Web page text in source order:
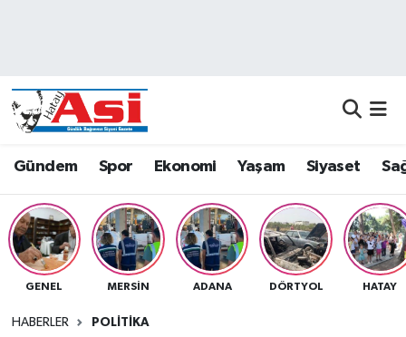
Gündem Spor Ekonomi Yaşam Siyaset
GENEL MERSIN ADANA DÖRTYOL HATAY
HABERLER POLITIKA
Dünya
Eğitim
Ekonomi
Gündem
Hava Durumu
Namaz Vakitleri
Trafik Durumu
Süper Lig Puan Durumu ve Fikstür